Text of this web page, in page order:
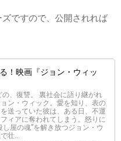
ですので、公開されれば
！映画『ジョン・ウィッ
、復讐。 裏社会に語り継がれ
ン・ウィック。愛を知り、表の
送っていた彼は、ある日、不運
ィアに奪われてしまう。怒りに
屋の魂”を解き放つジョン・ウ
壮...